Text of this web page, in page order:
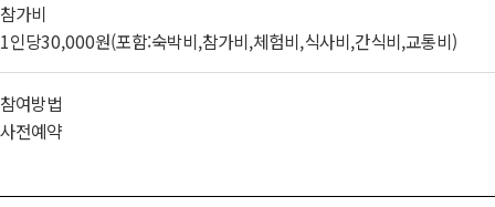
참가비
1인당30,000원(포함:숙박비,참가비,체험비,식사비,간식비,교통비)
참여방법
사전예약